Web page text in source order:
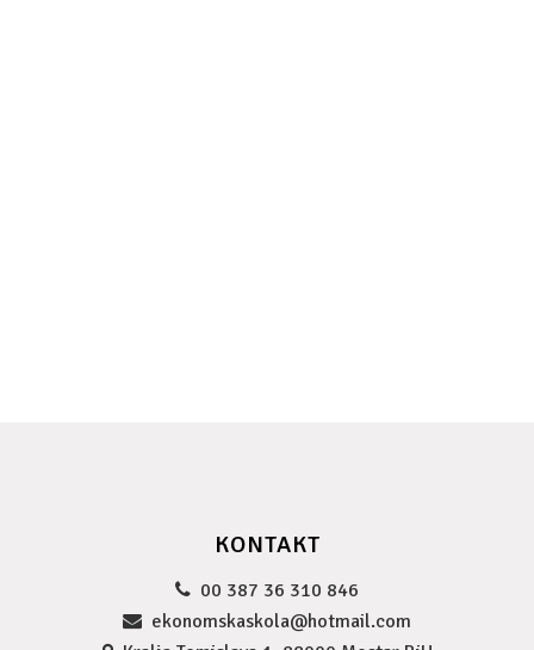
KONTAKT
00 387 36 310 846
ekonomskaskola@hotmail.com